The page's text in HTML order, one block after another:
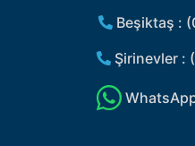
Beşiktaş :
Şirinevler :
WhatsApp